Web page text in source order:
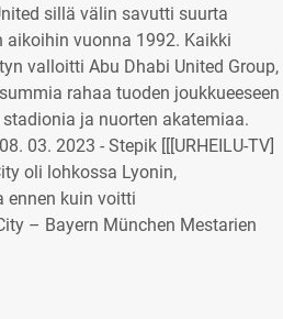
sillä välin savutti suurta
vuonna 1992. Kaikki
valloitti Abu Dhabi United Group,
rahaa tuoden joukkueeseen
ja nuorten akatemiaa.
03. 2023 - Stepik [[[URHEILU-TV]
oli lohkossa Lyonin,
ennen kuin voitti
– Bayern München Mestarien